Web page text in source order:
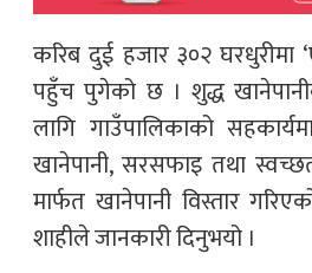
करिब दुई हजार ३०२ घरधुरीमा
पहुँच पुगेको छ । शुद्ध
लागि गाउँपालिकाको
खानेपानी, सरसफाइ तथा
मार्फत खानेपानी विस्तार
शाहीले जानकारी दिनुभयो ।